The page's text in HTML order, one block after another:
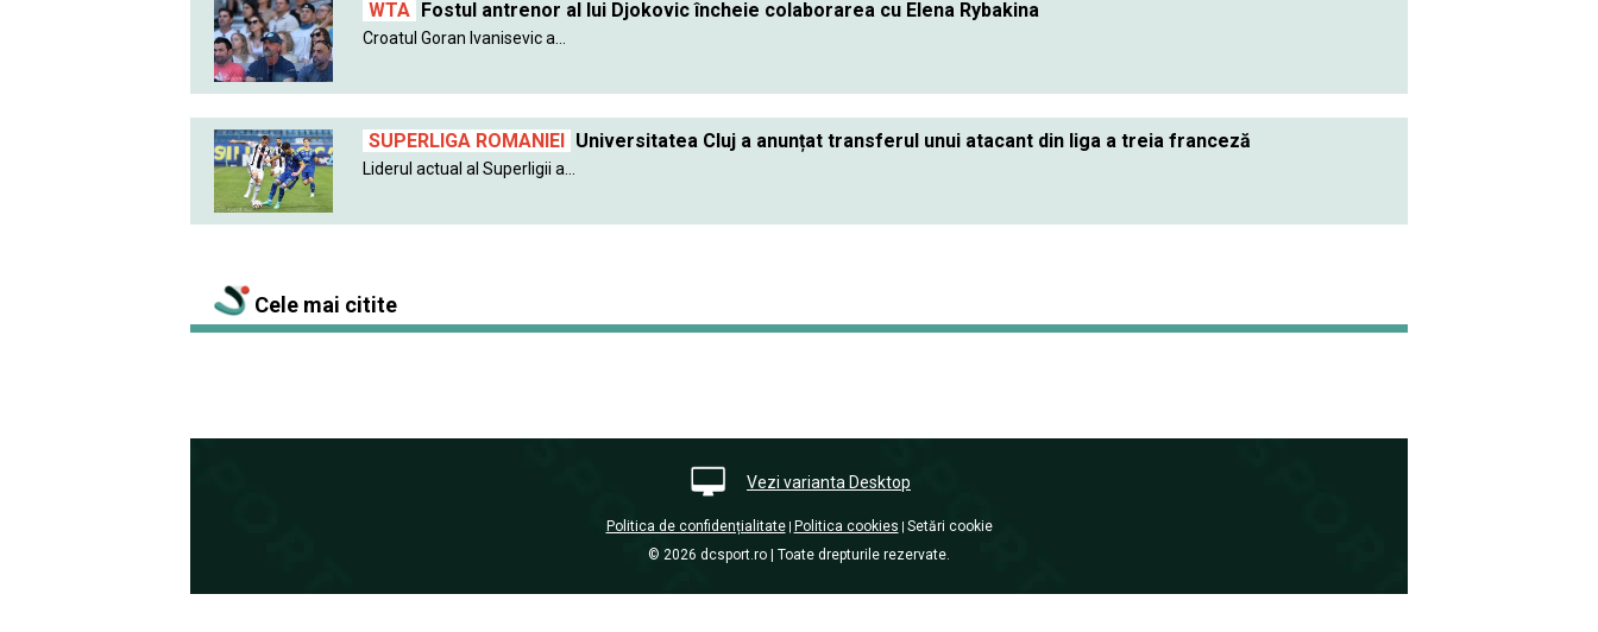
WTA Fostul antrenor al lui Djokovic încheie colaborarea cu Elena Rybakina
Croatul Goran Ivanisevic a...
SUPERLIGA ROMANIEI Universitatea Cluj a anunțat transferul unui atacant din liga a treia franceză
Liderul actual al Superligii a...
Cele mai citite
Vezi varianta Desktop
Politica de confidențialitate| Politica cookies Setări cookie
© 2026 dcsport.ro | Toate drepturile rezervate.